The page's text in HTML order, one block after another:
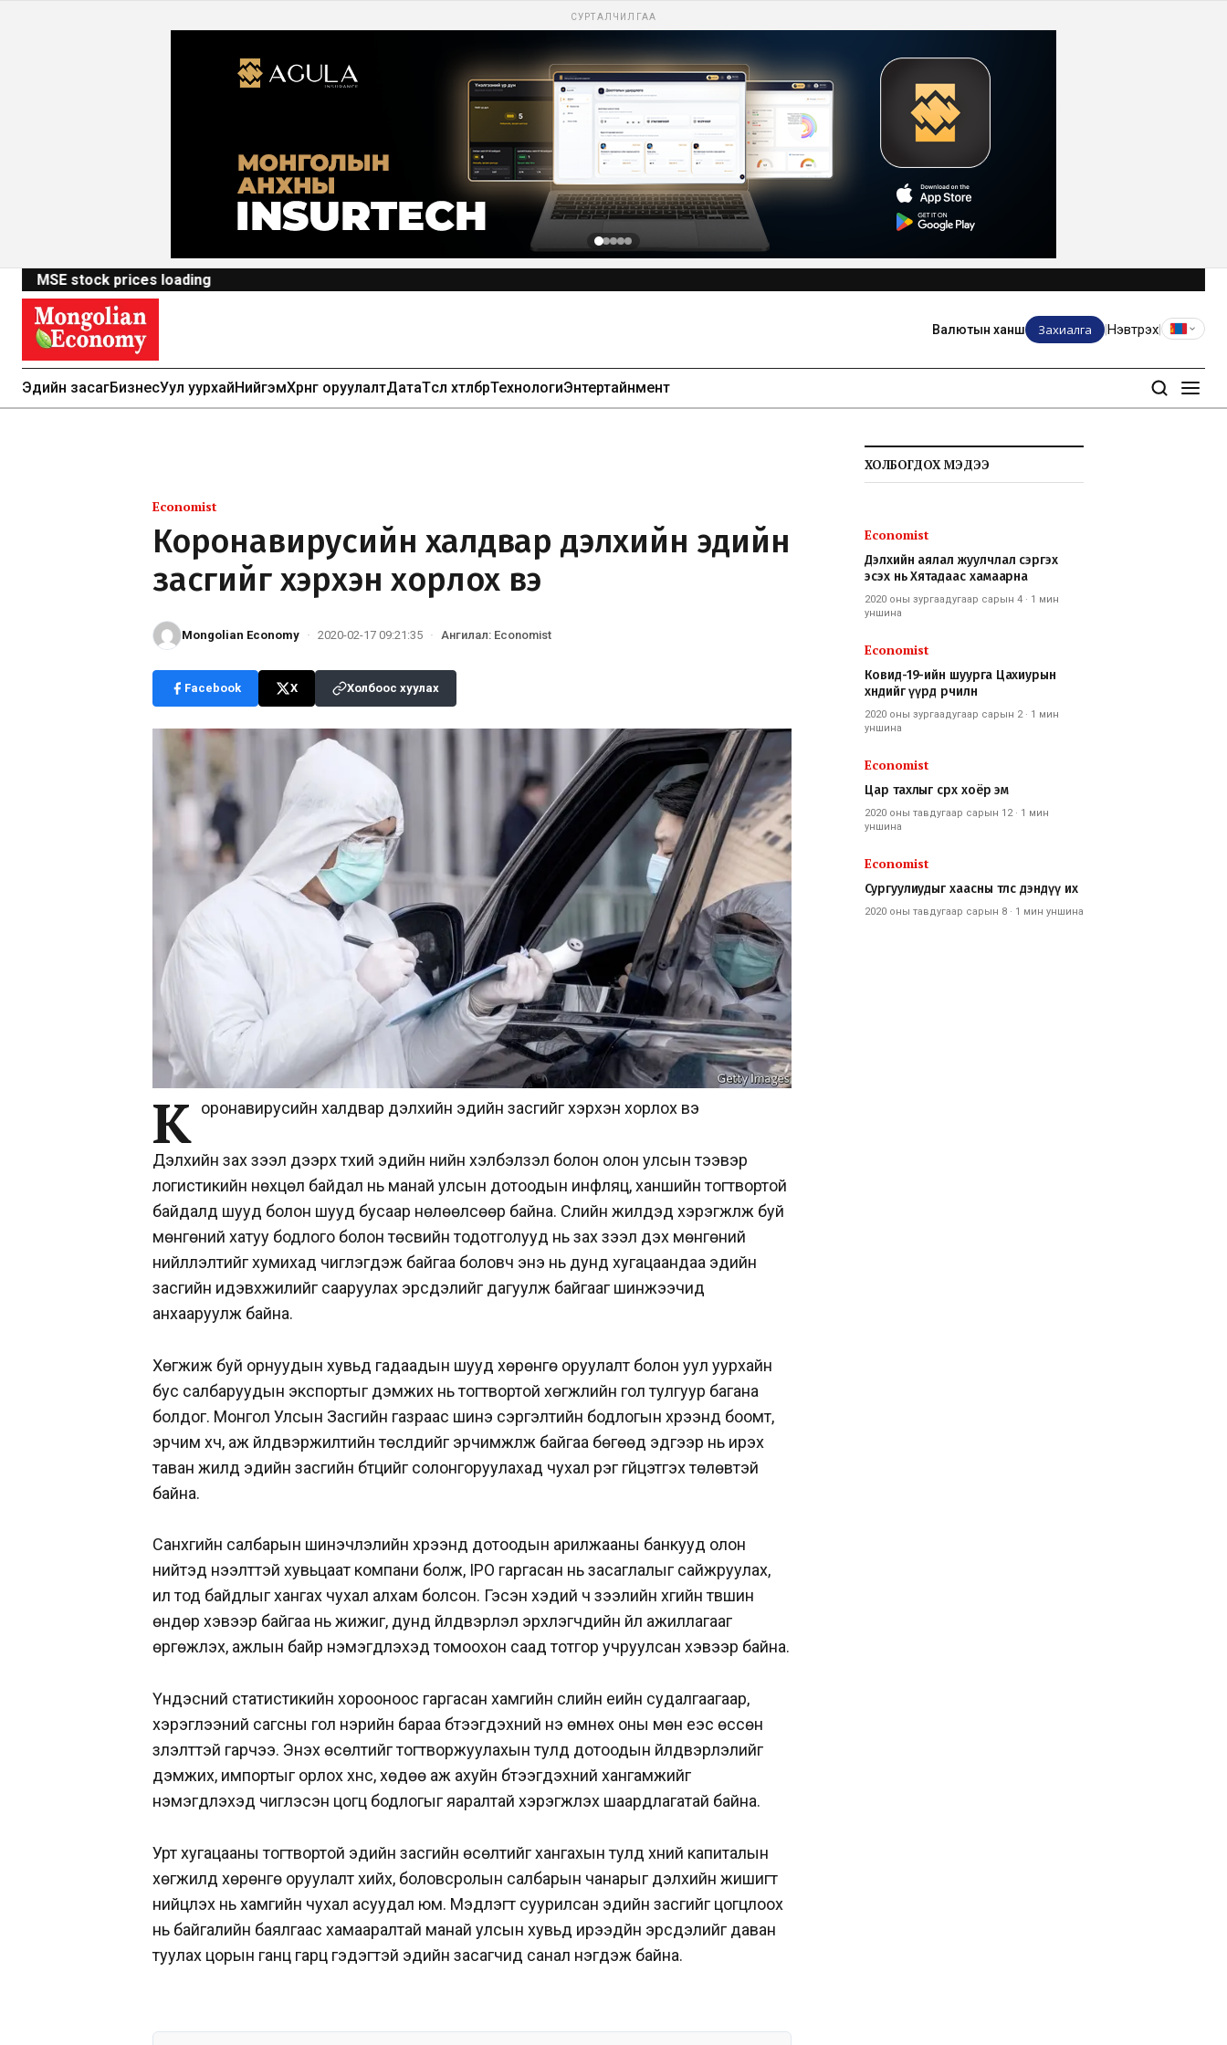
СУРТАЛЧИЛГАА
MSE stock prices loading
Валютын ханш Захиалга Нэвтрэх
Эдийн засагБизнесУул уурхайНийгэмХөрөнгө оруулалтДатаТөсөл хөтөлбөрТехнологиЭнтертайнмент
Economist
Коронавирусийн халдвар дэлхийн эдийн
засгийг хэрхэн хорлох вэ
Mongolian Economy · 2020-02-17 09:21:35 · Ангилал: Economist
Facebook X Холбоос хуулах
К оронавирусийн халдвар дэлхийн эдийн засгийг хэрхэн хорлох вэ
Дэлхийн зах зээл дээрх түүхий эдийн үнийн хэлбэлзэл болон олон улсын тээвэр
логистикийн нөхцөл байдал нь манай улсын дотоодын инфляц, ханшийн тогтвортой
байдалд шууд болон шууд бусаар нөлөөлсөөр байна. Сүүлийн жилүүдэд хэрэгжүүлж буй
мөнгөний хатуу бодлого болон төсвийн тодотголууд нь зах зээл дэх мөнгөний
нийлүүлэлтийг хумихад чиглэгдэж байгаа боловч энэ нь дунд хугацаандаа эдийн
засгийн идэвхжилийг сааруулах эрсдэлийг дагуулж байгааг шинжээчид
анхааруулж байна.
Хөгжиж буй орнуудын хувьд гадаадын шууд хөрөнгө оруулалт болон уул уурхайн
бус салбаруудын экспортыг дэмжих нь тогтвортой хөгжлийн гол тулгуур багана
болдог. Монгол Улсын Засгийн газраас шинэ сэргэлтийн бодлогын хүрээнд боомт,
эрчим хүч, аж үйлдвэржилтийн төслүүдийг эрчимжүүлж байгаа бөгөөд эдгээр нь ирэх
таван жилд эдийн засгийн бүтцийг солонгоруулахад чухал үүрэг гүйцэтгэх төлөвтэй
байна.
Санхүүгийн салбарын шинэчлэлийн хүрээнд дотоодын арилжааны банкууд олон
нийтэд нээлттэй хувьцаат компани болж, IPO гаргасан нь засаглалыг сайжруулах,
ил тод байдлыг хангах чухал алхам болсон. Гэсэн хэдий ч зээлийн хүүгийн түвшин
өндөр хэвээр байгаа нь жижиг, дунд үйлдвэрлэл эрхлэгчдийн үйл ажиллагааг
өргөжүүлэх, ажлын байр нэмэгдүүлэхэд томоохон саад тотгор учруулсан хэвээр байна.
Үндэсний статистикийн хорооноос гаргасан хамгийн сүүлийн үеийн судалгаагаар,
хэрэглээний сагсны гол нэрийн бараа бүтээгдэхүүний үнэ өмнөх оны мөн үеэс өссөн
үзүүлэлттэй гарчээ. Энэхүү өсөлтийг тогтворжуулахын тулд дотоодын үйлдвэрлэлийг
дэмжих, импортыг орлох хүнс, хөдөө аж ахуйн бүтээгдэхүүний хангамжийг
нэмэгдүүлэхэд чиглэсэн цогц бодлогыг яаралтай хэрэгжүүлэх шаардлагатай байна.
Урт хугацааны тогтвортой эдийн засгийн өсөлтийг хангахын тулд хүний капиталын
хөгжилд хөрөнгө оруулалт хийх, боловсролын салбарын чанарыг дэлхийн жишигт
нийцүүлэх нь хамгийн чухал асуудал юм. Мэдлэгт суурилсан эдийн засгийг цогцлоох
нь байгалийн баялгаас хамааралтай манай улсын хувьд ирээдүйн эрсдэлийг даван
туулах цорын ганц гарц гэдэгтэй эдийн засагчид санал нэгдэж байна.
ХОЛБОГДОХ МЭДЭЭ
Economist
Дэлхийн аялал жуулчлал сэргэх
эсэх нь Хятадаас хамаарна
2020 оны зургаадугаар сарын 4 · 1 мин
уншина
Economist
Ковид-19-ийн шуурга Цахиурын
хөндийг үүрд өөрчилнө
2020 оны зургаадугаар сарын 2· 1 мин
уншина
Economist
Цар тахлыг сөрөх хоёр эм
2020 оны тавдугаар сарын 12· 1 мин
уншина
Economist
Сургуулиудыг хаасны төлөөс дэндүү их
2020 оны тавдугаар сарын 8 · 1 мин уншина